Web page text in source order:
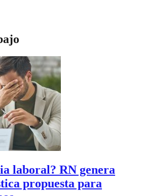
laboral? RN genera
propuesta para